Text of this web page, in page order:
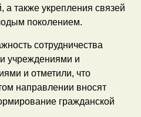
а также укрепления связей
поколением.
сотрудничества
учреждениями и
и отметили, что
направлении вносят
гражданской